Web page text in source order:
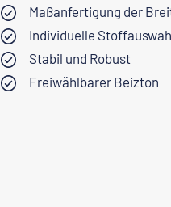
Maßanfertigung der
Individuelle
Stabil und Robust
Freiwählbarer Beizton